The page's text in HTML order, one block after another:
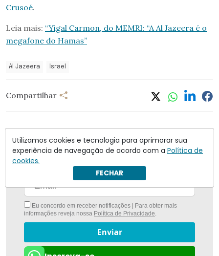
Crusoé.
Leia mais: “Yigal Carmon, do MEMRI: “A Al Jazeera é o
megafone do Hamas”
Al Jazeera Israel
Compartilhar
Nunca foi tão fácil ficar bem informado comO
Eu concordo em receber notificações | Para obter mais
informações reveja nossa Política de Privacidade.
Enviar
Utilizamos cookies e tecnologia para aprimorar sua
experiência de navegação de acordo com a Política de
cookies.
FECHAR